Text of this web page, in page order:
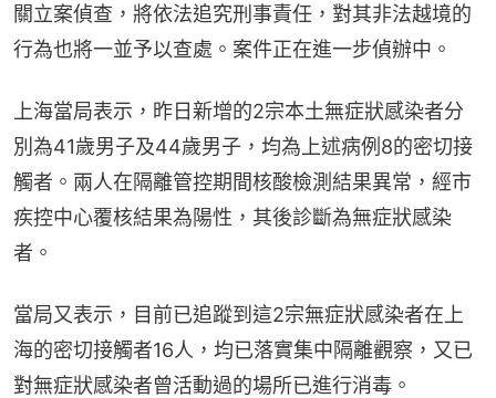
關立案偵查，將依法追究刑事責任，對其非法越境的
行為也將一並予以查處。案件正在進一步偵辦中。
上海當局表示，昨日新增的2宗本土無症狀感染者分
別為41歲男子及44歲男子，均為上述病例8的密切接
觸者。兩人在隔離管控期間核酸檢測結果異常，經市
疾控中心覆核結果為陽性，其後診斷為無症狀感染
者。
當局又表示，目前已追蹤到這2宗無症狀感染者在上
海的密切接觸者16人，均已落實集中隔離觀察，又已
對無症狀感染者曾活動過的場所已進行消毒。